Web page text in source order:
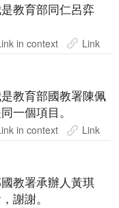
教育部同仁呂弈
in context Link
教育部國教署陳佩
一個項目。
in context Link
教署承辦人黃琪
謝謝。